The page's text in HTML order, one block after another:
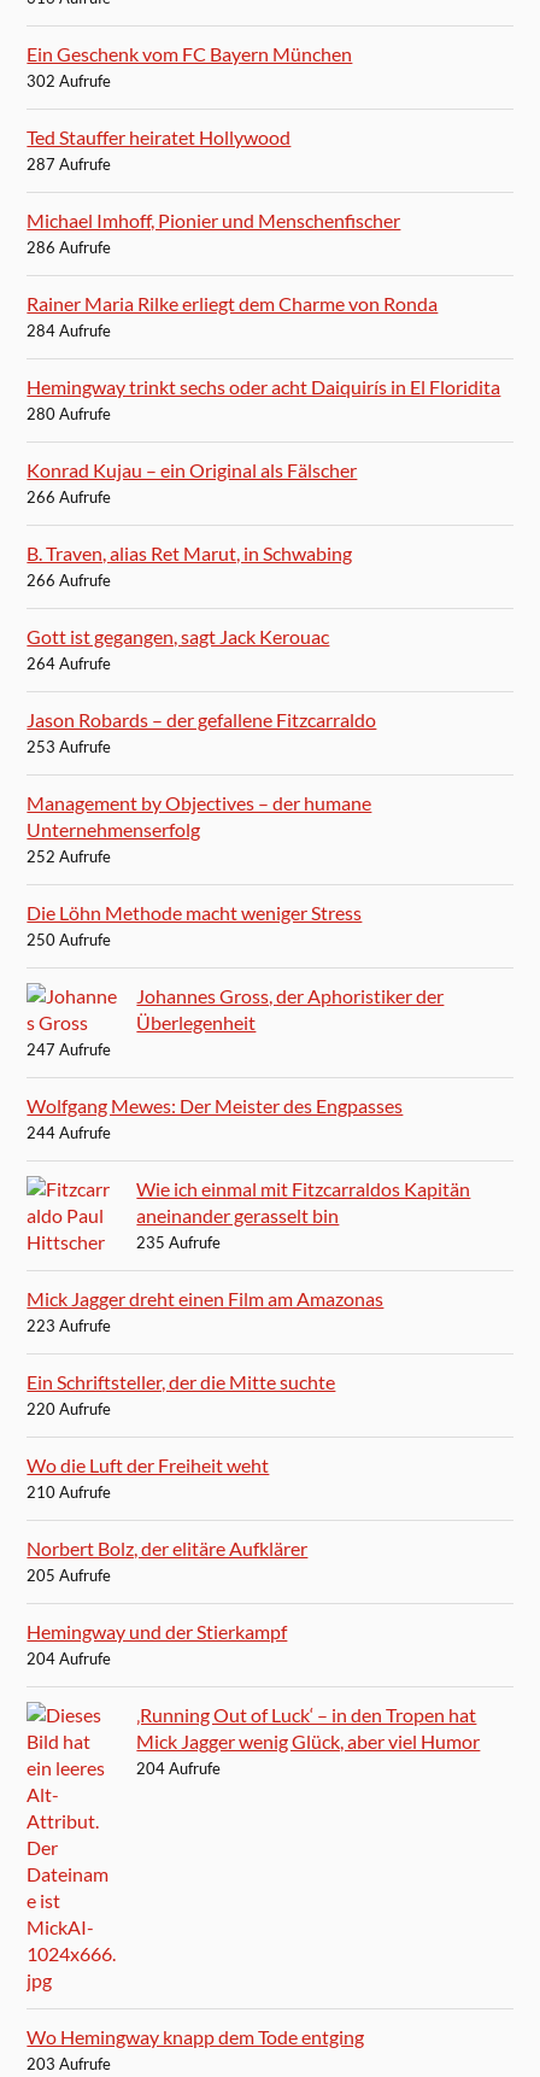
Ein Geschenk vom FC Bayern München
302 Aufrufe
Ted Stauffer heiratet Hollywood
287 Aufrufe
Michael Imhoff, Pionier und Menschenfischer
286 Aufrufe
Rainer Maria Rilke erliegt dem Charme von Ronda
284 Aufrufe
Hemingway trinkt sechs oder acht Daiquirís in El Floridita
280 Aufrufe
Konrad Kujau – ein Original als Fälscher
266 Aufrufe
B. Traven, alias Ret Marut, in Schwabing
266 Aufrufe
Gott ist gegangen, sagt Jack Kerouac
264 Aufrufe
Jason Robards – der gefallene Fitzcarraldo
253 Aufrufe
Management by Objectives – der humane
Unternehmenserfolg
252 Aufrufe
Die Löhn Methode macht weniger Stress
250 Aufrufe
Johannes Gross, der Aphoristiker der
Überlegenheit
247 Aufrufe
Wolfgang Mewes: Der Meister des Engpasses
244 Aufrufe
Wie ich einmal mit Fitzcarraldos Kapitän
aneinander gerasselt bin
235 Aufrufe
Mick Jagger dreht einen Film am Amazonas
223 Aufrufe
Ein Schriftsteller, der die Mitte suchte
220 Aufrufe
Wo die Luft der Freiheit weht
210 Aufrufe
Norbert Bolz, der elitäre Aufklärer
205 Aufrufe
Hemingway und der Stierkampf
204 Aufrufe
‚Running Out of Luck‘ – in den Tropen hat
Mick Jagger wenig Glück, aber viel Humor
204 Aufrufe
Wo Hemingway knapp dem Tode entging
203 Aufrufe